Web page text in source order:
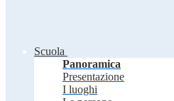
Scuola
Panoramica
Presentazione
I luoghi